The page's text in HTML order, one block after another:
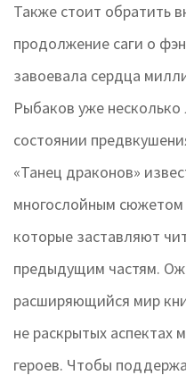
Также стоит обратить
продолжение саги о
завоевала сердца
Рыбаков уже
состоянии
«Танец драконов»
многослойным
которые заставляют
предыдущим частям.
расширяющийся мир
не раскрытых аспектах
героев. Чтобы